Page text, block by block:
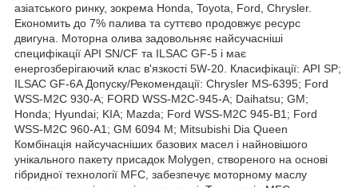
азіатського ринку, зокрема Honda, Toyota, Ford, Chrysler.
Економить до 7% палива та суттєво продовжує ресурс
двигуна. Моторна олива задовольняє найсучасніші
специфікації API SN/CF та ILSAC GF-5 і має
енергозберігаючий клас в'язкості 5W-20. Класифікації: API SP;
ILSAC GF-6A Допуску/Рекомендації: Chrysler MS-6395; Ford
WSS-M2C 930-A; FORD WSS-M2C-945-A; Daihatsu; GM;
Honda; Hyundai; KIA; Mazda; Ford WSS-M2C 945-B1; Ford
WSS-M2C 960-A1; GM 6094 M; Mitsubishi Dia Queen
Комбінація найсучасніших базових масел і найновішого
унікального пакету присадок Molygen, створеного на основі
гібридної технології MFC, забезпечує моторному маслу